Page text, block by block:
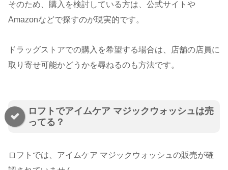
そのため、購入を検討している方は、公式サイトや
Amazonなどで探すのが現実的です。
ドラッグストアでの購入を希望する場合は、店舗の店員に
取り寄せ可能かどうかを尋ねるのも方法です。
ロフトでアイムケア マジックウォッシュは売
ってる？
ロフトでは、アイムケア マジックウォッシュの販売が確